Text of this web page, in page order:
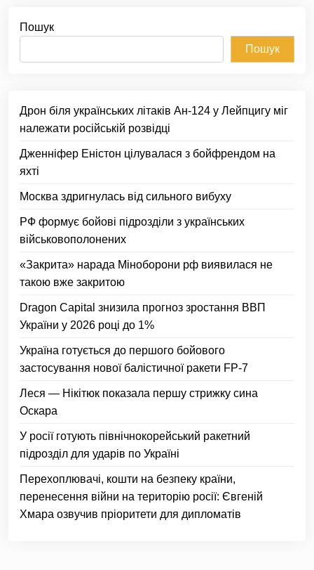
Пошук
Пошук
Дрон біля українських літаків Ан-124 у Лейпцигу міг
належати російській розвідці
Дженніфер Еністон цілувалася з бойфрендом на
яхті
Москва здригнулась від сильного вибуху
РФ формує бойові підрозділи з українських
військовополонених
«Закрита» нарада Міноборони рф виявилася не
такою вже закритою
Dragon Capital знизила прогноз зростання ВВП
України у 2026 році до 1%
Україна готується до першого бойового
застосування нової балістичної ракети FP-7
Леся — Нікітюк показала першу стрижку сина
Оскара
У росії готують північнокорейський ракетний
підрозділ для ударів по Україні
Перехоплювачі, кошти на безпеку країни,
перенесення війни на територію росії: Євгеній
Хмара озвучив пріоритети для дипломатів